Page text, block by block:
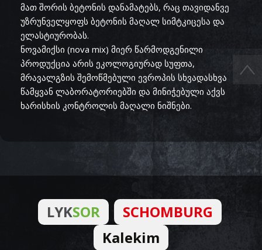
მათ შორის ბეტონის დანამატებს, რაც თავიდანვე
უზრუნველყოფს ბეტონის მაღალ სიმტკიცესა და
ელასტიურობას.
ნოვამიქსი (nova mix) მიერ წარმოდგენილი
პროდუქცია არის ეკოლოგიურად სუფთა,
მრავალგზის შემოწმებული ევროპის სხვადასხვა
წამყვან ლაბორატორიებში და მინიჭებული აქვს
ხარისხის კონტროლის მაღალი ნიშნები.
LYKSOR
SCHOMBURG
Kalekim